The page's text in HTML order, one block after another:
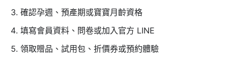
確認孕週、預產期或寶寶月齡資格
填寫會員資料、問卷或加入官方 LINE
領取贈品、試用包、折價券或預約體驗